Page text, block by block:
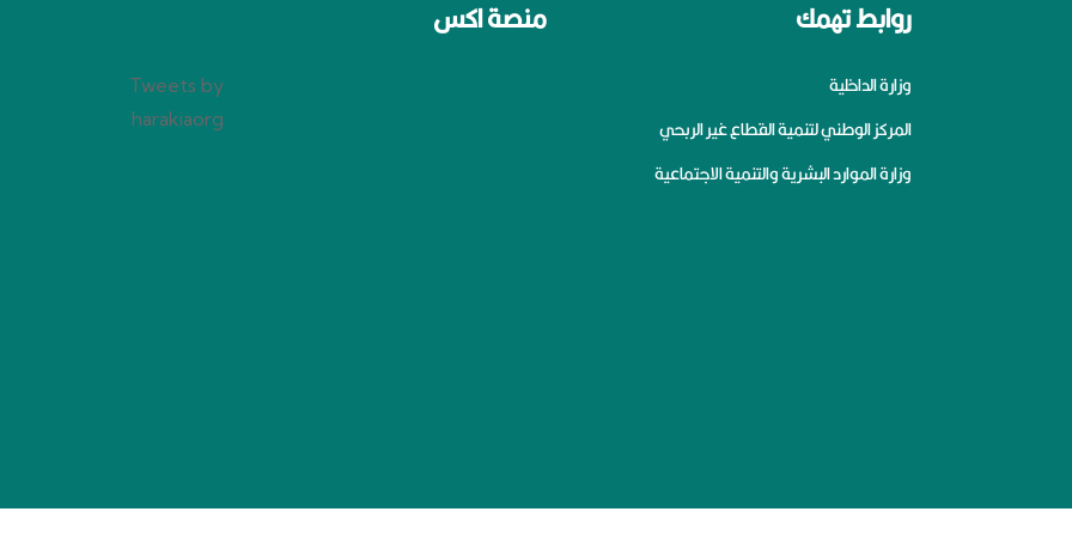
روابط تهمك
وزارة الداخلية
المركز الوطني لتنمية القطاع غير الربحي
وزارة الموارد البشرية والتنمية الاجتماعية
منصة اكس
Tweets by
harakiaorg